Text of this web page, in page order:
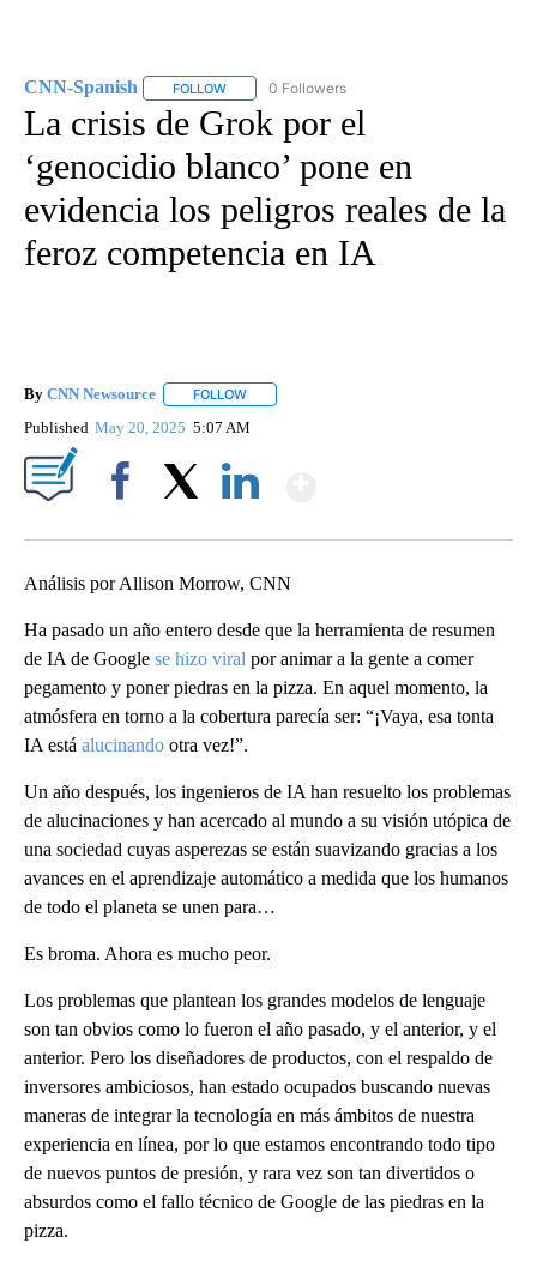
CNN-Spanish FOLLOW FOLLOW "CNN-SPANISH" TO RECEIVE
0 Followers
La crisis de Grok por el
‘genocidio blanco’ pone en
evidencia los peligros reales de la
feroz competencia en IA
By CNN Newsource FOLLOW
Published May 20, 2025 5:07 AM
Análisis por Allison Morrow, CNN
Ha pasado un año entero desde que la herramienta de resumen
de IA de Google se hizo viral por animar a la gente a comer
pegamento y poner piedras en la pizza. En aquel momento, la
atmósfera en torno a la cobertura parecía ser: “¡Vaya, esa tonta
IA está alucinando otra vez!”.
Un año después, los ingenieros de IA han resuelto los problemas
de alucinaciones y han acercado al mundo a su visión utópica de
una sociedad cuyas asperezas se están suavizando gracias a los
avances en el aprendizaje automático a medida que los humanos
de todo el planeta se unen para…
Es broma. Ahora es mucho peor.
Los problemas que plantean los grandes modelos de lenguaje
son tan obvios como lo fueron el año pasado, y el anterior, y el
anterior. Pero los diseñadores de productos, con el respaldo de
inversores ambiciosos, han estado ocupados buscando nuevas
maneras de integrar la tecnología en más ámbitos de nuestra
experiencia en línea, por lo que estamos encontrando todo tipo
de nuevos puntos de presión, y rara vez son tan divertidos o
absurdos como el fallo técnico de Google de las piedras en la
pizza.